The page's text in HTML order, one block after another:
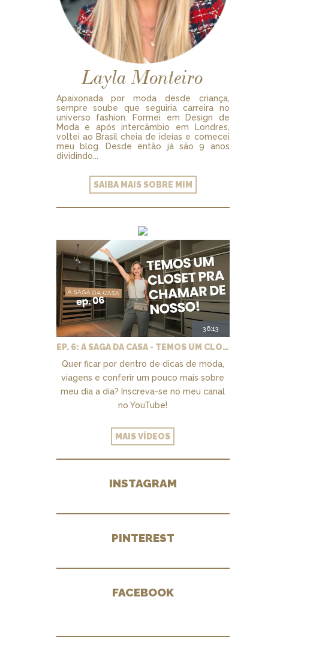
Layla Monteiro
Apaixonada por moda desde criança,
sempre soube que seguiria carreira no
universo fashion. Formei em Design de
Moda e após intercâmbio em Londres,
voltei ao Brasil cheia de ideias e comecei
meu blog. Desde então já são 9 anos
dividindo...
SAIBA MAIS SOBRE MIM
36:13
EP. 6: A SAGA DA CASA - TEMOS UM CLOSET PRA CHAMAR DE NOSSO + MARCENARIA E PAISAGISMO
Quer ficar por dentro de dicas de moda,
viagens e conferir um pouco mais sobre
meu dia a dia? Inscreva-se no meu canal
no YouTube!
MAIS VÍDEOS
INSTAGRAM
PINTEREST
FACEBOOK